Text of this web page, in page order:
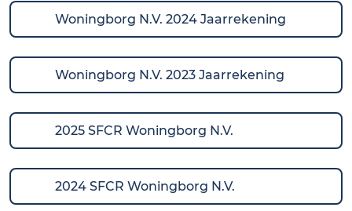
Woningborg N.V. 2024 Jaarrekening
Woningborg N.V. 2023 Jaarrekening
2025 SFCR Woningborg N.V.
2024 SFCR Woningborg N.V.